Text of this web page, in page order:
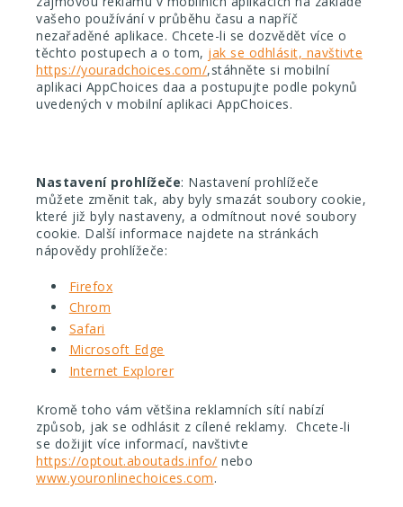
vašeho používání v průběhu času a napříč
nezařaděné aplikace. Chcete-li se dozvědět více o
těchto postupech a o tom, jak se odhlásit, navštivte
https://youradchoices.com/,stáhněte si mobilní
aplikaci AppChoices daa a postupujte podle pokynů
uvedených v mobilní aplikaci AppChoices.
Nastavení prohlížeče: Nastavení prohlížeče
můžete změnit tak, aby byly smazát soubory cookie,
které již byly nastaveny, a odmítnout nové soubory
cookie. Další informace najdete na stránkách
nápovědy prohlížeče:
Firefox
Chrom
Safari
Microsoft Edge
Internet Explorer
Kromě toho vám většina reklamních sítí nabízí
způsob, jak se odhlásit z cílené reklamy. Chcete-li
se dožijit více informací, navštivte
https://optout.aboutads.info/ nebo
www.youronlinechoices.com.